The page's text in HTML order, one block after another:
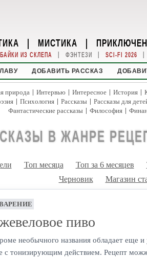
| МИСТИКА |
БАЙКИ ИЗ СКЛЕПА | ФЭНТЕЗИ | SCI-FI 2026 |
ДОБАВИТЬ РАССКАЗ
природа | Интервью | Интересное | История |
| Психология | Рассказы | Рассказы для
Фантастические рассказы | Философия |
В ЖАНРЕ
Топ месяца Топ за 6 месяцев
Черновик
Магазин
пиво
необычного названия обладает еще и
с тонизирующим действием. Рецепт